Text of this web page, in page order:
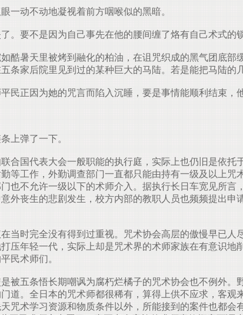
一动不动地凝视着前方咽喉似的黑暗。
要不是因为自己事先在他的腰间缠了烙有自己术式的
酷暑天里被烤到融化的柏油，在诅咒织成的黑气团底
条家后院里见到过的某种巨大的马陆。若是能把马陆的
正因为她的咒言而陷入沉睡，要是事情能顺利结束，
上弹了一下。
合国代表大会一般职能的执行庭，实际上也仍旧是依托
等工作，外勤调查部门一直都只能由持有一级及以上
也不允许一级以下的术师介入。据执行长日车宽见所
外丧生的悲剧发生，校方内部的教职人员也频频提出
当时完全没有得到过重视。咒术协会高层的傲慢早已
压年轻一代，实际上却是咒术界的术师家族在有意识
民术师们。
五条悟长期嘲讽为腐朽烂橘子的咒术协会也不例外。
道。全日本的咒术师都很稀有，算得上供不应求，客
咒术学习资源和物质条件以外，所能接到的案件也都